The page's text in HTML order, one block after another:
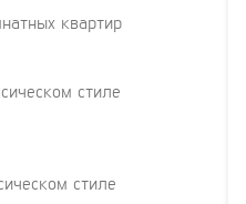
квартир
стиле
стиле